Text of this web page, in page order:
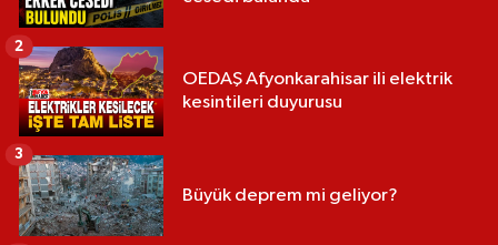
OEDAŞ Afyonkarahisar ili elektrik
kesintileri duyurusu
2
Büyük deprem mi geliyor?
3